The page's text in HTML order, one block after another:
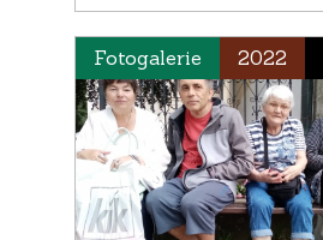
Fotogalerie 2022